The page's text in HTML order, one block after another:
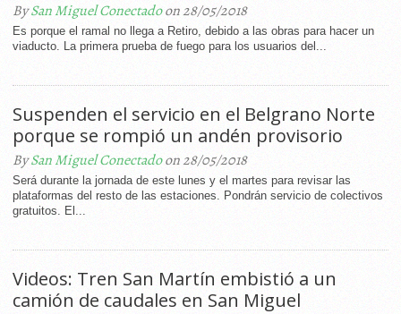
BySan Miguel Conectadoon 28/05/2018
Es porque el ramal no llega a Retiro, debido a las obras para hacer un
viaducto. La primera prueba de fuego para los usuarios del...
Suspenden el servicio en el Belgrano Norte
porque se rompió un andén provisorio
BySan Miguel Conectadoon 28/05/2018
Será durante la jornada de este lunes y el martes para revisar las
plataformas del resto de las estaciones. Pondrán servicio de colectivos
gratuitos. El...
Videos: Tren San Martín embistió a un
camión de caudales en San Miguel